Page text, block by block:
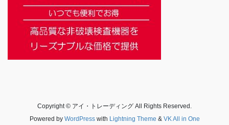
Copyright © アイ・トレーディング All Rights Reserved.
Powered by WordPresswith Lightning Theme & VK All in One